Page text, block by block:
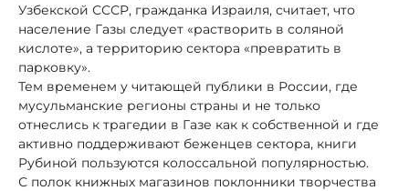
Узбекской СССР, гражданка Израиля, считает, что
население Газы следует «растворить в соляной
кислоте», а территорию сектора «превратить в
парковку».
Тем временем у читающей публики в России, где
мусульманские регионы страны и не только
отнеслись к трагедии в Газе как к собственной и где
активно поддерживают беженцев сектора, книги
Рубиной пользуются колоссальной популярностью.
С полок книжных магазинов поклонники творчества